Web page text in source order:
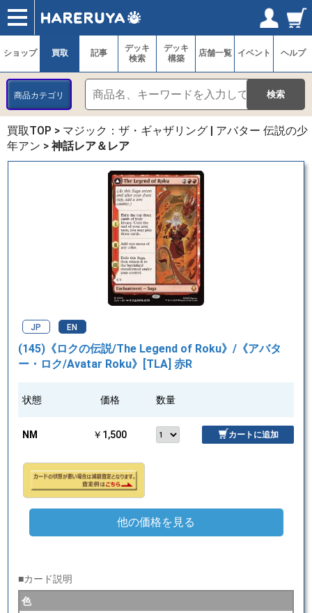
ショップ
買取
記事
デッキ検索
デッキ構築
選手一覧
店舗一覧
イベント
ヘルプ
お問い合わせ ログイン／会員登録
マイページ
ショップ 買取 記事
デッキ
検索
デッキ
構築
店舗一覧 イベント ヘルプ
商品カテゴリ
買取TOP > マジック：ザ・ギャザリング | アバター 伝説の少
年アン > 神話レア＆レア
JP EN
(145)《ロクの伝説/The Legend of Roku》/《アバタ
ー・ロク/Avatar Roku》[TLA] 赤R
状態 価格 数量
NM ￥1,500 カートに追加
他の価格を見る
■カード説明
色